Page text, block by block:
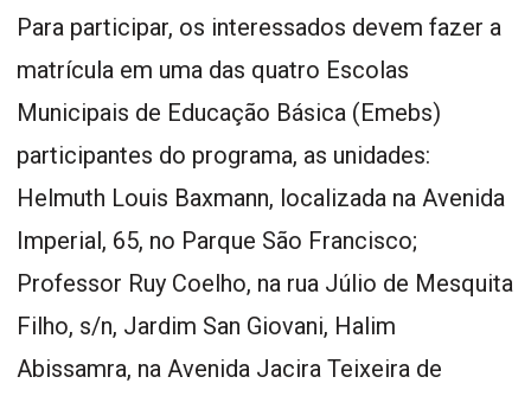
Para participar, os interessados devem fazer a
matrícula em uma das quatro Escolas
Municipais de Educação Básica (Emebs)
participantes do programa, as unidades:
Helmuth Louis Baxmann, localizada na Avenida
Imperial, 65, no Parque São Francisco;
Professor Ruy Coelho, na rua Júlio de Mesquita
Filho, s/n, Jardim San Giovani, Halim
Abissamra, na Avenida Jacira Teixeira de